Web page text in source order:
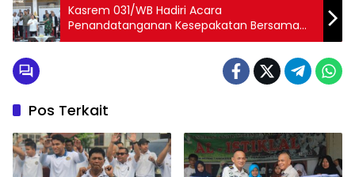
Kasrem 031/WB Hadiri Acara
Penandatanganan Kesepakatan Bersama
Perguruan Tinggi dan Yayasan dengan
Pos Terkait